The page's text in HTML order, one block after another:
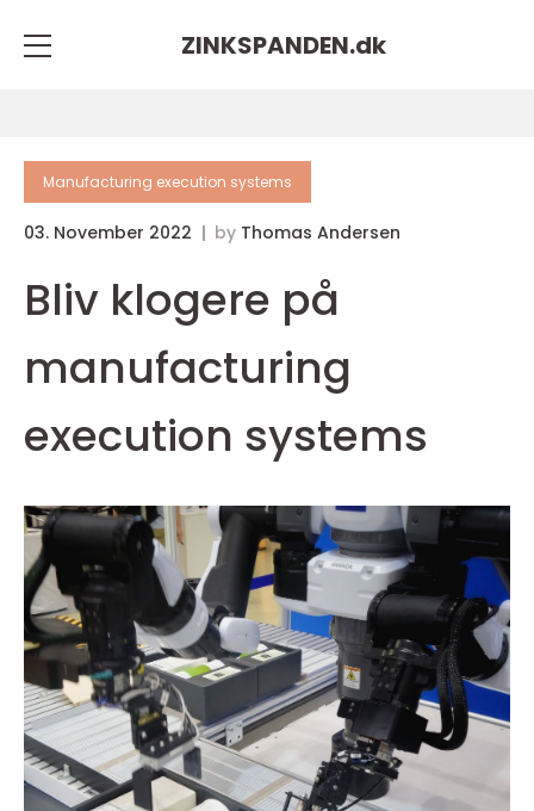
ZINKSPANDEN.dk
Manufacturing execution systems
03. November 2022 by Thomas Andersen
Bliv klogere på
manufacturing
execution systems